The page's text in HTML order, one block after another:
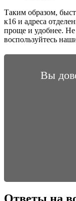
Таким образом,
к16 и адреса
проще и удобнее. Не
воспользуйтесь
Вы
Ответы на